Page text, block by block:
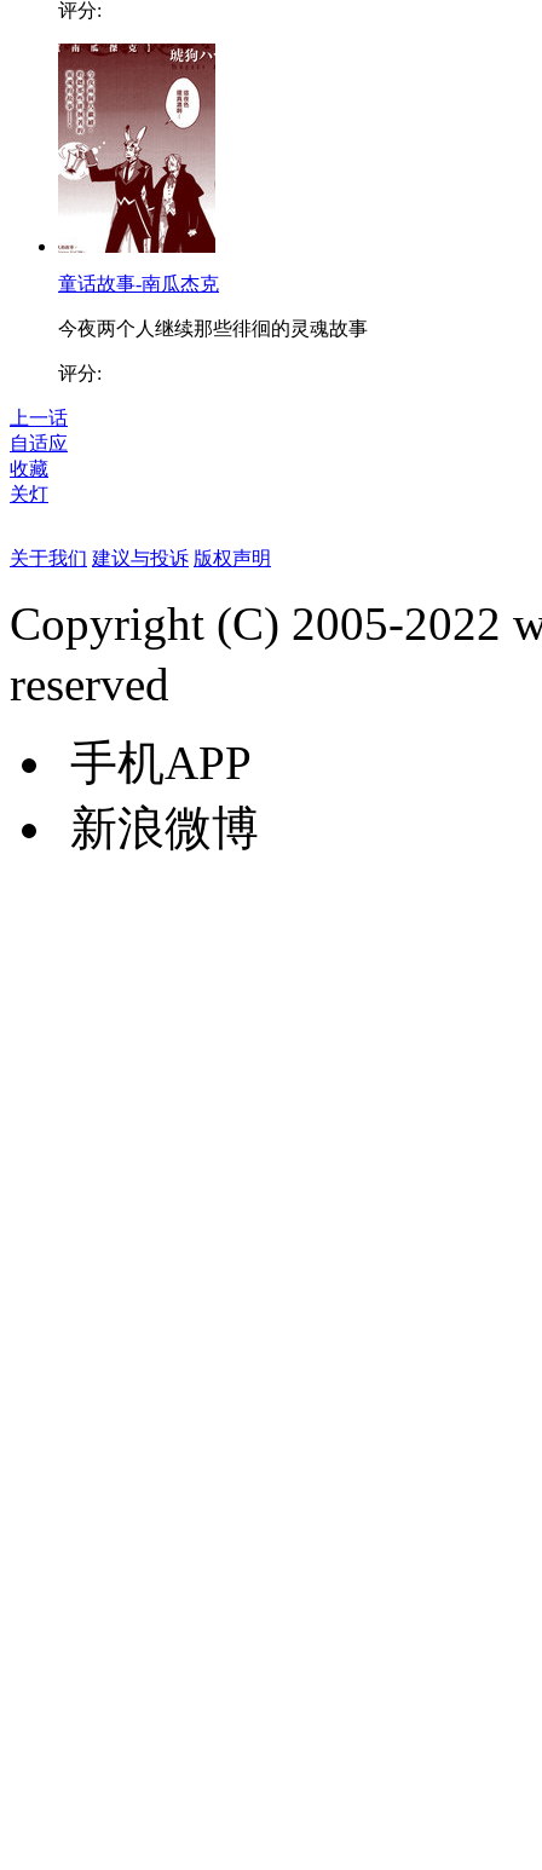
评分:
童话故事-南瓜杰克
今夜两个人继续那些徘徊的灵魂故事
评分:
上一话
自适应
收藏
关灯
关于我们 建议与投诉 版权声明
Copyright (C) 2005-2022
reserved
手机APP
新浪微博